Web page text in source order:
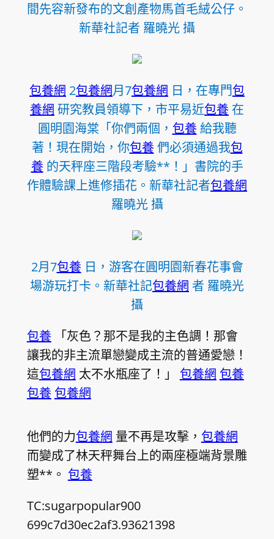
間先容新發布的文創產物馬首毛絨公仔。
新華社記者 羅曉光 攝
包養網 2包養網月7包養網 日，在專門包
養網 研究教員領導下，市平易近包養 在
圓明園海棠「你們兩個， 包養給我聽
著！現在開始，你包養們必須通過我包
養的天秤座三階段考驗**！」書院的手
作體驗課上進修插花。新華社記者包養網
羅曉光 攝
2月7包養日，游客在圓明園新春花事會
場游玩打卡。新華社記包養網 者 羅曉光
攝
包養「灰色？那不是我的主色調！那會
讓我的非主流單戀變成主流的普通愛戀！
這包養網 太不水瓶座了！」 包養網 包養
包養 包養網
他們的力包養網 量不再是攻擊， 包養網
而變成了林天秤舞台上的兩座極端背景雕
塑**。 包養
TC:sugarpopular900
699c7d30ec2af3.93621398